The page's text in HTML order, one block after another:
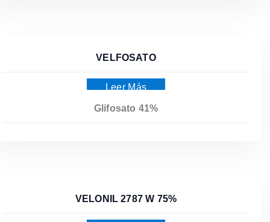
VELFOSATO
Leer Más
Glifosato 41%
VELONIL 2787 W 75%